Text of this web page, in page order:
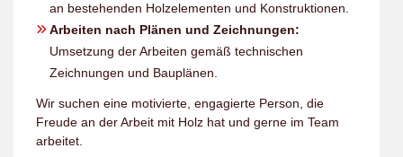
an bestehenden Holzelementen und Konstruktionen.
Arbeiten nach Plänen und Zeichnungen:
Umsetzung der Arbeiten gemäß technischen
Zeichnungen und Bauplänen.
Wir suchen eine motivierte, engagierte Person, die
Freude an der Arbeit mit Holz hat und gerne im Team
arbeitet.